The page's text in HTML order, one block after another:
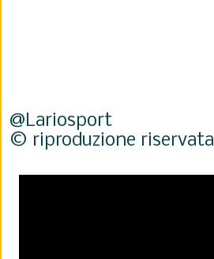
@Lariosport
© riproduzione riservata